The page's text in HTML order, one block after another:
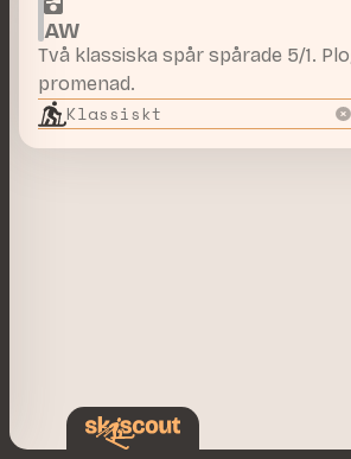
AW
Två klassiska spår spårade 5/1.
promenad.
Klassiskt